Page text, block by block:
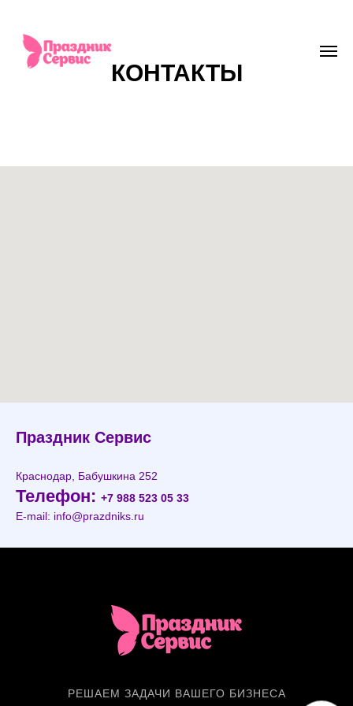
КОНТАКТЫ
Праздник Сервис
Краснодар, Бабушкина 252
Телефон: +7 988 523 05 33
E-mail: info@prazdniks.ru
РЕШАЕМ ЗАДАЧИ ВАШЕГО БИЗНЕСА